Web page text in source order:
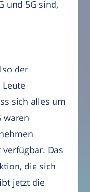
und 5G sind,
der
Leute
sich alles um
waren
Das
die sich
jetzt die